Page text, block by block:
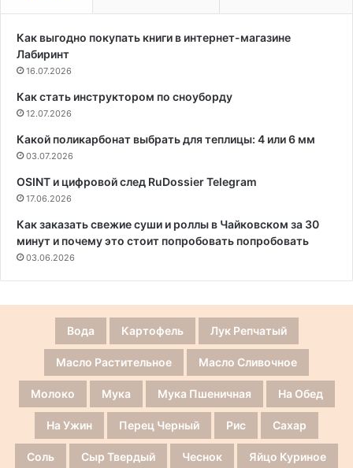
Как выгодно покупать книги в интернет-магазине
Лабиринт
16.07.2026
Как стать инструктором по сноуборду
12.07.2026
Какой поликарбонат выбрать для теплицы: 4 или 6 мм
03.07.2026
OSINT и цифровой след RuDossier Telegram
17.06.2026
Как заказать свежие суши и роллы в Чайковском за 30
минут и почему это стоит попробовать попробовать
03.06.2026
Вода Картофель Лук Репчатый
Масло Растительное Масло Сливочное
Молоко Мука Мука Пшеничная На Обед
На Ужин Перец Черный Рис Сахар
Соль Сыр Твердый Чеснок Яйцо Куриное